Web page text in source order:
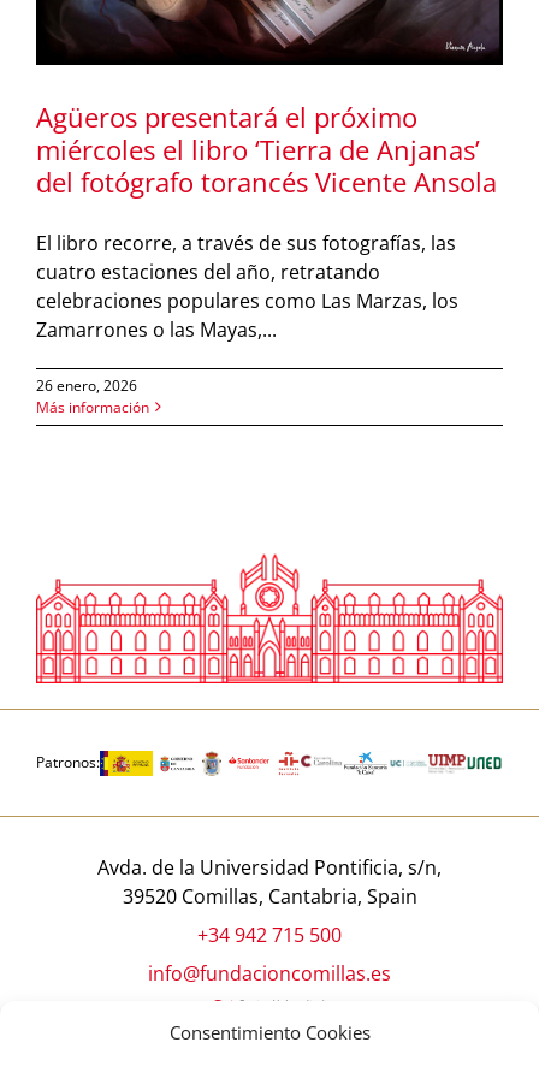
Consentimiento Cookies
Agüeros presentará el próximo
miércoles el libro ‘Tierra de Anjanas’
del fotógrafo torancés Vicente Ansola
El libro recorre, a través de sus fotografías, las
cuatro estaciones del año, retratando
celebraciones populares como Las Marzas, los
Zamarrones o las Mayas,...
26 enero, 2026
Más información
Patronos:
Avda. de la Universidad Pontificia, s/n,
39520 Comillas, Cantabria, Spain
+34 942 715 500
info@fundacioncomillas.es